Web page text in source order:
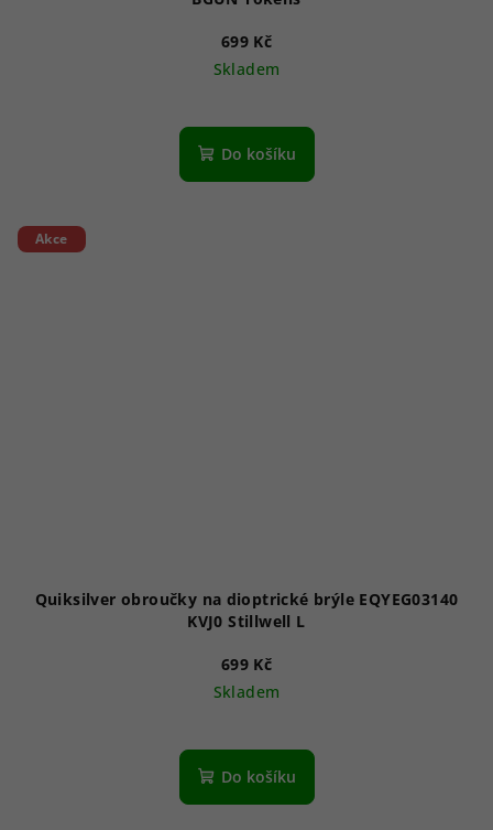
699 Kč
Skladem
Do košíku
Akce
Quiksilver obroučky na dioptrické brýle EQYEG03140
KVJ0 Stillwell L
699 Kč
Skladem
Do košíku